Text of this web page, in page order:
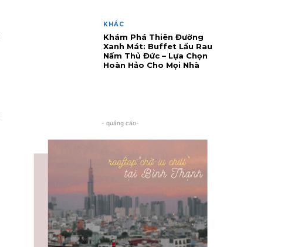
KHÁC
Khám Phá Thiên Đường
Xanh Mát: Buffet Lẩu Rau
Nấm Thủ Đức – Lựa Chọn
Hoàn Hảo Cho Mọi Nhà
- quảng cáo-